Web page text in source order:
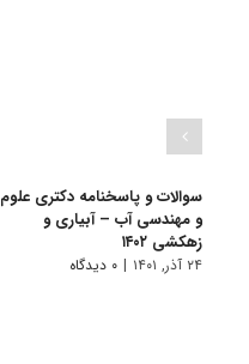
سوالات و پاسخنامه دکتری علوم
و مهندسی آب – آبیاری و
زهکشی ۱۴۰۲
۲۴ آذر, ۱۴۰۱ | ۰ دیدگاه